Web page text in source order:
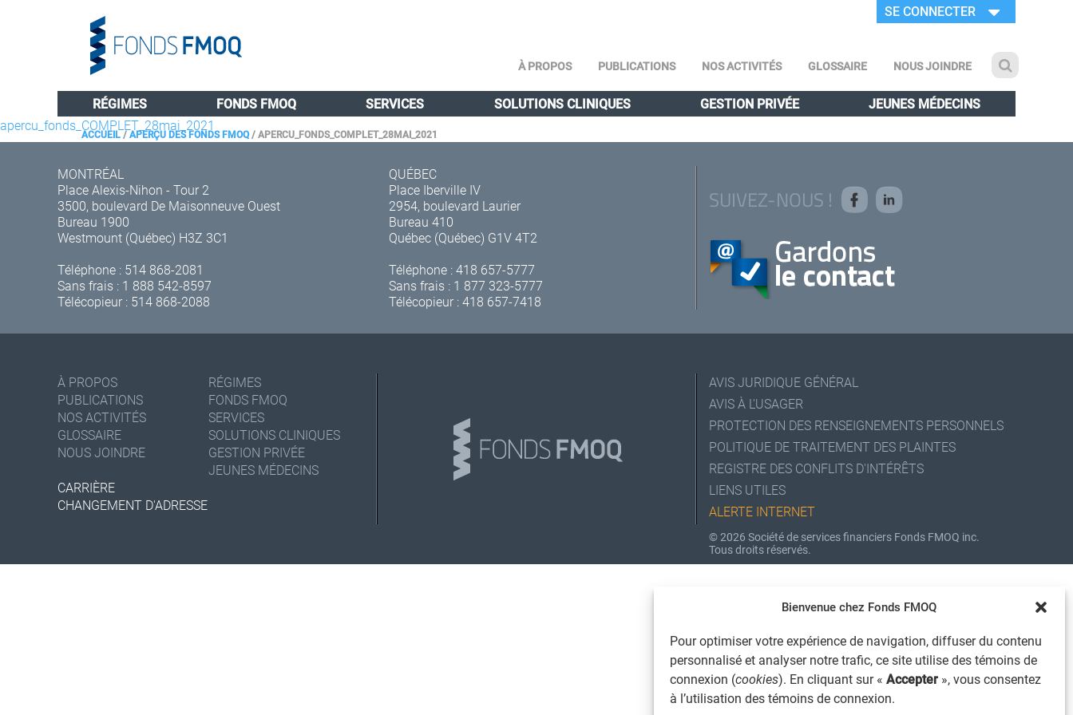
Bienvenue chez Fonds FMOQ
Pour optimiser votre expérience de navigation, diffuser du contenu
personnalisé et analyser notre trafic, ce site utilise des témoins de
connexion (cookies). En cliquant sur « Accepter », vous consentez
à l’utilisation des témoins de connexion.
SE CONNECTER
À PROPOS PUBLICATIONS NOS ACTIVITÉS GLOSSAIRE NOUS JOINDRE
RÉGIMES FONDS FMOQ SERVICES SOLUTIONS CLINIQUES GESTION PRIVÉE JEUNES MÉDECINS
ACCUEIL/APERÇU DES FONDS FMOQ/APERCU_FONDS_COMPLET_28MAI_2021
apercu_fonds_COMPLET_28mai_2021
MONTRÉAL
Place Alexis-Nihon - Tour 2
3500, boulevard De Maisonneuve Ouest
Bureau 1900
Westmount (Québec) H3Z 3C1
Téléphone : 514 868-2081
Sans frais : 1 888 542-8597
Télécopieur : 514 868-2088
QUÉBEC
Place Iberville IV
2954, boulevard Laurier
Bureau 410
Québec (Québec) G1V 4T2
Téléphone :418 657-5777
Sans frais : 1 877 323-5777
Télécopieur : 418 657-7418
SUIVEZ-NOUS !
À PROPOS
PUBLICATIONS
NOS ACTIVITÉS
GLOSSAIRE
NOUS JOINDRE
RÉGIMES
FONDS FMOQ
SERVICES
SOLUTIONS CLINIQUES
GESTION PRIVÉE
JEUNES MÉDECINS
CARRIÈRE
CHANGEMENT D'ADRESSE
AVIS JURIDIQUE GÉNÉRAL
AVIS À L'USAGER
PROTECTION DES RENSEIGNEMENTS PERSONNELS
POLITIQUE DE TRAITEMENT DES PLAINTES
REGISTRE DES CONFLITS D'INTÉRÊTS
LIENS UTILES
ALERTE INTERNET
© 2026 Société de services financiers Fonds FMOQ inc.
Tous droits réservés.